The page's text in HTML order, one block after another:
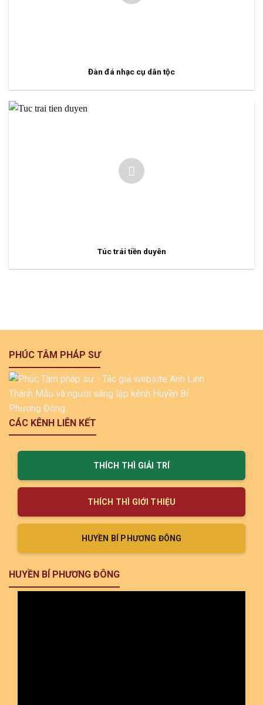
Đàn đá nhạc cụ dân tộc
Túc trái tiền duyên
PHÚC TÂM PHÁP SƯ
CÁC KÊNH LIÊN KẾT
THÍCH THÌ GIẢI TRÍ
THÍCH THÌ GIỚI THIỆU
HUYỀN BÍ PHƯƠNG ĐÔNG
HUYỀN BÍ PHƯƠNG ĐÔNG